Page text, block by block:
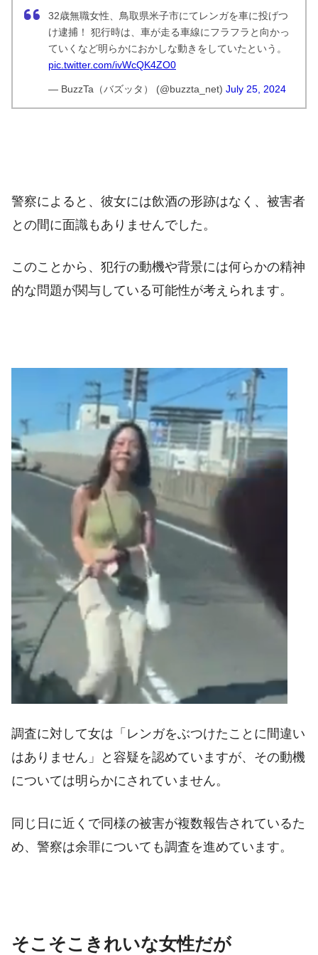
32歳無職女性、鳥取県米子市にてレンガを車に投げつ
け逮捕！ 犯行時は、車が走る車線にフラフラと向かっ
ていくなど明らかにおかしな動きをしていたという。
pic.twitter.com/ivWcQK4ZO0
— BuzzTa（バズッタ） (@buzzta_net) July 25, 2024
警察によると、彼女には飲酒の形跡はなく、被害者
との間に面識もありませんでした。
このことから、犯行の動機や背景には何らかの精神
的な問題が関与している可能性が考えられます。
調査に対して女は「レンガをぶつけたことに間違い
はありません」と容疑を認めていますが、その動機
については明らかにされていません。
同じ日に近くで同様の被害が複数報告されているた
め、警察は余罪についても調査を進めています。
そこそこきれいな女性だが